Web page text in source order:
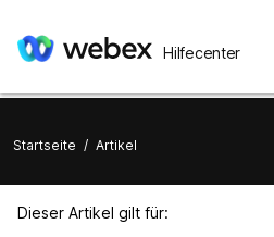
Hilfecenter
Startseite / Artikel
Dieser Artikel gilt für: